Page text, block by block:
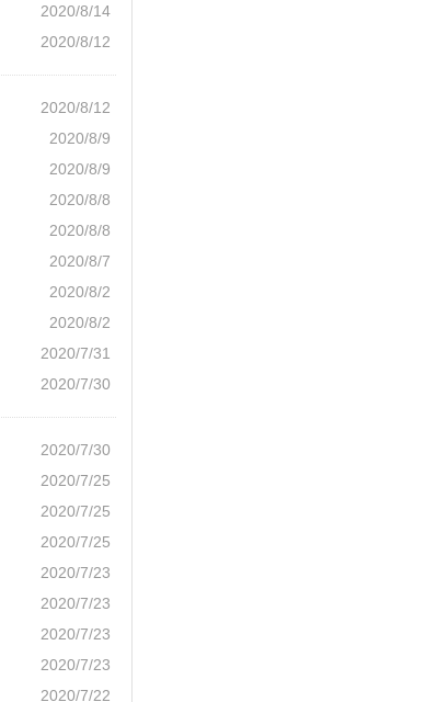
2020/8/14
2020/8/12
2020/8/12
2020/8/9
2020/8/9
2020/8/8
2020/8/8
2020/8/7
2020/8/2
2020/8/2
2020/7/31
2020/7/30
2020/7/30
2020/7/25
2020/7/25
2020/7/25
2020/7/23
2020/7/23
2020/7/23
2020/7/23
2020/7/22